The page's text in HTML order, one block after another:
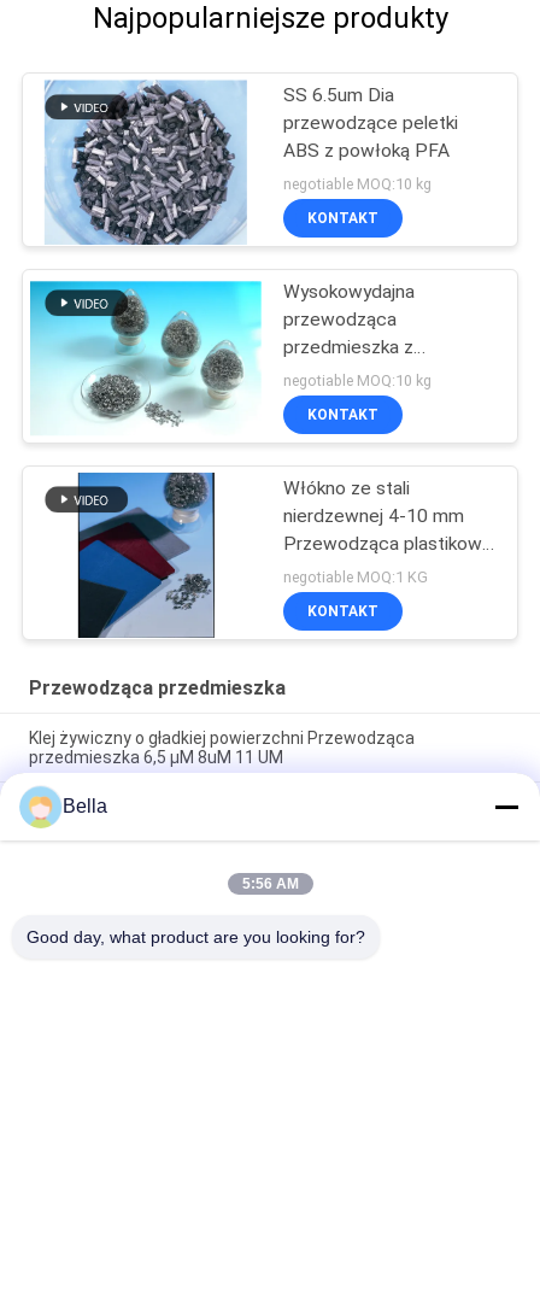
Najpopularniejsze produkty
SS 6.5um Dia
przewodzące peletki
ABS z powłoką PFA
negotiable MOQ:10 kg
KONTAKT
Wysokowydajna
przewodząca
przedmieszka z
tworzywa sztucznego
negotiable MOQ:10 kg
KONTAKT
Włókno ze stali
nierdzewnej 4-10 mm
Przewodząca plastikowa
przedmieszka
negotiable MOQ:1 KG
KONTAKT
Przewodząca przedmieszka
Klej żywiczny o gładkiej powierzchni Przewodząca
przedmieszka 6,5 ​​µM 8uM 11 UM
Przewodząca przedmieszka ze stali nierdzewnej,
przewodzące aglomeraty z tworzywa sztucznego o długości
2,5 mm
ROHS Sadza przewodząca o średnicy 2 mm, przewodząca
Bella
5:56 AM
Good day, what product are you looking for?